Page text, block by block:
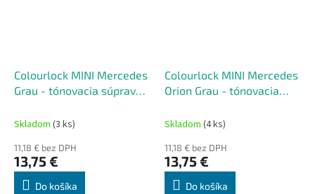
Colourlock MINI Mercedes
Grau - tónovacia súprava
Skladom (3 ks)
11,18 € bez DPH
13,75 €
Do košíka
Colourlock MINI Mercedes
Orion Grau - tónovacia
50 ml
Skladom (4 ks)
11,18 € bez DPH
13,75 €
Do košíka